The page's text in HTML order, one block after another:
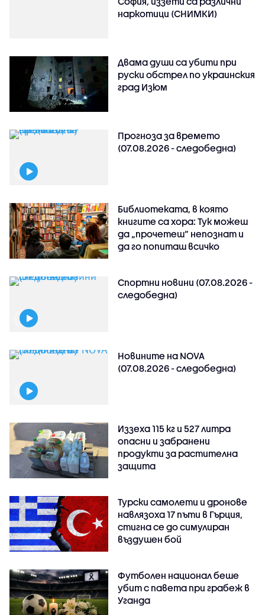
наркотици (СНИМКИ)
Двама души са убити при
руски обстрeл по украинския
град Изюм
Прогноза за времето
(07.08.2026 - следобедна)
Библиотеката, в която
книгите са хора: Тук можеш
да „прочетеш“ непознат и
да го попиташ всичко
Спортни новини (07.08.2026 -
следобедна)
Новините на NOVA
(07.08.2026 - следобедна)
Иззеха 115 кг и 527 литра
опасни и забранени
продукти за растителна
защита
Турски самолети и дронове
навлязоха 17 пъти в Гърция,
стигна се до симулиран
въздушен бой
Футболен национал беше
убит с павета при грабеж в
Уганда